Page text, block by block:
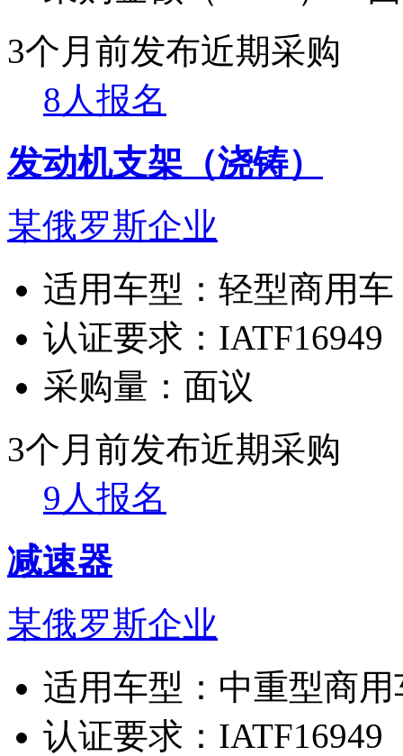
3个月前发布近期采购
8人报名
发动机支架（浇铸）
某俄罗斯企业
适用车型： 轻型商用
认证要求： IATF16949
采购量： 面议
3个月前发布近期采购
9人报名
减速器
某俄罗斯企业
适用车型： 中重型商
认证要求： IATF16949